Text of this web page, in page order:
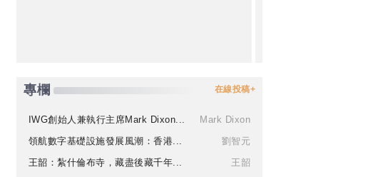
專欄 在線投稿+
IWG創始人兼執行主席Mark Dixon...
Mark Dixon
領航數字基礎設施發展風潮：香港...
劉智元
王韶：紮什倫布寺，藏盡後藏千年...
王韶